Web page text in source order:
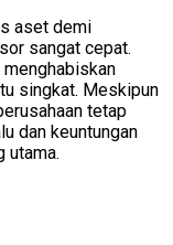
aset demi
sangat cepat.
singkat. Meskipun
tetap
dan keuntungan
utama.